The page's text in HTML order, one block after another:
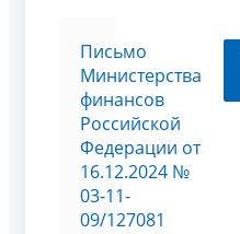
Письмо
Министерства
финансов
Российской
Федерации от
16.12.2024 №
03-11-
09/127081